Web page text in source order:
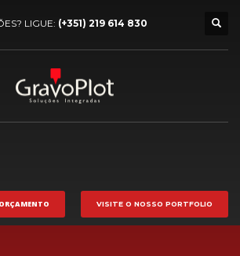
LIGUE: (+351) 219 614 830
ORÇAMENTO VISITE O NOSSO PORTFOLIO